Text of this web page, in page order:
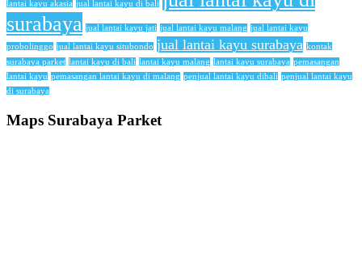
lantai kayu akasia jual lantai kayu di bali
surabaya jual lantai kayu jati jual lantai kayu malang jual lantai kayu
probolinggo jual lantai kayu situbondo jual lantai kayu surabaya kontak
surabaya parket lantai kayu di bali lantai kayu malang lantai kayu surabaya pemasangan
lantai kayu pemasangan lantai kayu di malang penjual lantai kayu dibali penjual lantai kayu
di surabaya
Maps Surabaya Parket